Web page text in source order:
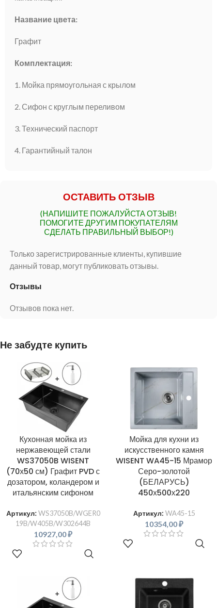
Название цвета:
Графит
Комплектация:
1. Мойка прямоугольная с крылом
2. Сифон с круглым переливом
3. Технический паспорт
4. Гарантийный талон
ОСТАВИТЬ ОТЗЫВ
(НАПИШИТЕ ПОЖАЛУЙСТА ОТЗЫВ!
ПОМОГИТЕ ДРУГИМ ПОКУПАТЕЛЯМ
СДЕЛАТЬ ПРАВИЛЬНЫЙ ВЫБОР!)
Отзывы
Отзывов пока нет.
Только зарегистрированные клиенты, купившие
данный товар, могут публиковать отзывы.
Не забудте купить
Кухонная мойка из
нержавеющей стали
WS37050B WISENT
(70х50 см) Графит PVD с
дозатором, коландером и
итальянским сифоном
Артикул: WS37050B/WGER0
19B/W405B/W302644B
10927,00₽
Мойка для кухни из
искусственного камня
WISENT WA45-15 Мрамор
Серо-золотой
(БЕЛАРУСЬ)
450х500х220
Артикул: WA45-15
10354,00₽